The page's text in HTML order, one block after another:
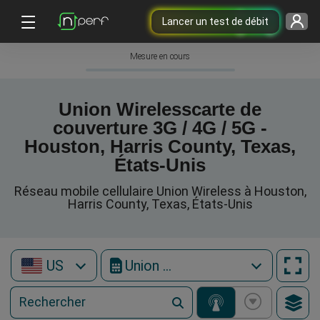
Lancer un test de débit
Mesure en cours
Union Wirelesscarte de
couverture 3G / 4G / 5G -
Houston, Harris County, Texas,
États-Unis
Réseau mobile cellulaire Union Wireless à Houston,
Harris County, Texas, États-Unis
US Union Wireless